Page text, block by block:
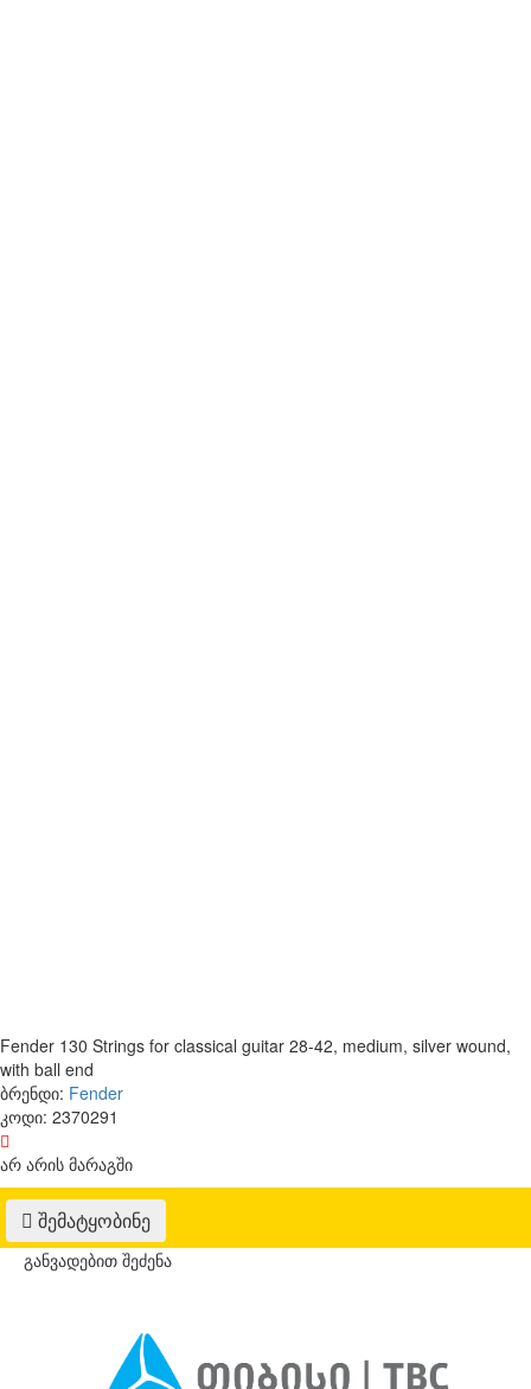
Fender 130 Strings for classical guitar 28-42, medium, silver wound,
with ball end
ბრენდი: Fender
კოდი: 2370291
არ არის მარაგში
შემატყობინე
განვადებით შეძენა